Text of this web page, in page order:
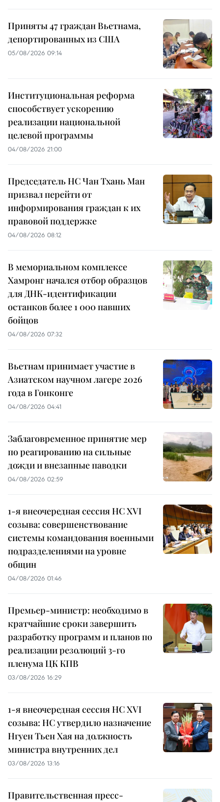
Приняты 47 граждан Вьетнама,
депортированных из США
05/08/2026 09:14
Институциональная реформа
способствует ускорению
реализации национальной
целевой программы
04/08/2026 21:00
Председатель НС Чан Тхань Ман
призвал перейти от
информирования граждан к их
правовой поддержке
04/08/2026 08:12
В мемориальном комплексе
Хамронг начался отбор образцов
для ДНК-идентификации
останков более 1 000 павших
бойцов
04/08/2026 07:32
Вьетнам принимает участие в
Азиатском научном лагере 2026
года в Гонконге
04/08/2026 04:41
Заблаговременное принятие мер
по реагированию на сильные
дожди и внезапные паводки
04/08/2026 02:59
1-я внеочередная сессия НС XVI
созыва: совершенствование
системы командования военными
подразделениями на уровне
общин
04/08/2026 01:46
Премьер-министр: необходимо в
кратчайшие сроки завершить
разработку программ и планов по
реализации резолюций 3-го
пленума ЦК КПВ
03/08/2026 16:29
1-я внеочередная сессия НС XVI
созыва: НС утвердило назначение
Нгуен Тьен Хая на должность
министра внутренних дел
03/08/2026 13:16
Правительственная пресс-